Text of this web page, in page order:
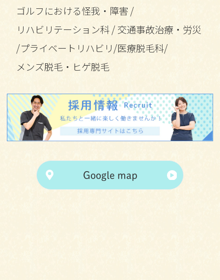
ゴルフにおける怪我・障害 /
リハビリテーション科/交通事故治療・労災
/プライベートリハビリ/医療脱毛科/
メンズ脱毛・ヒゲ脱毛
Google map